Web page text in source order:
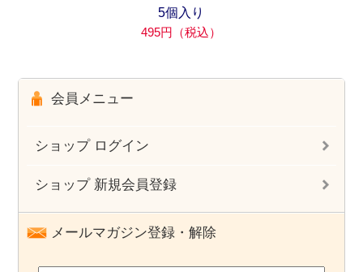
5個入り
495円（税込）
会員メニュー
ショップ ログイン
ショップ 新規会員登録
メールマガジン登録・解除